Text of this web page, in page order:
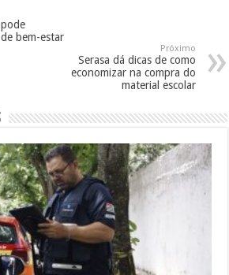
bem-estar
Próximo
Serasa dá dicas de como
economizar na compra do
material escolar